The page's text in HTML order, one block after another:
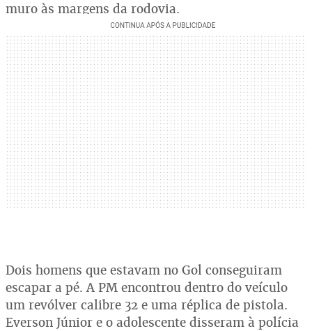
muro às margens da rodovia.
Dois homens que estavam no Gol conseguiram
escapar a pé. A PM encontrou dentro do veículo
um revólver calibre 32 e uma réplica de pistola.
Everson Júnior e o adolescente disseram à polícia